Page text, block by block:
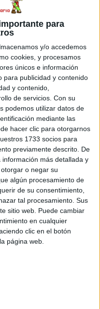
para
y/o accedemos
cookies, y procesamos
únicos e información
para publicidad y contenido
y contenido,
de servicios. Con su
podemos utilizar datos de
mediante las
hacer clic para otorgarnos
1733 socios para
previamente descrito. De
más detallada y
o negar su
algún procesamiento de
de su consentimiento,
tal procesamiento. Sus
sitio web. Puede cambiar
en cualquier
clic en el botón
página web.